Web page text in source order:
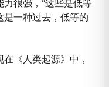
很强，“这些是低等
一种过去，低等的
《人类起源》中，